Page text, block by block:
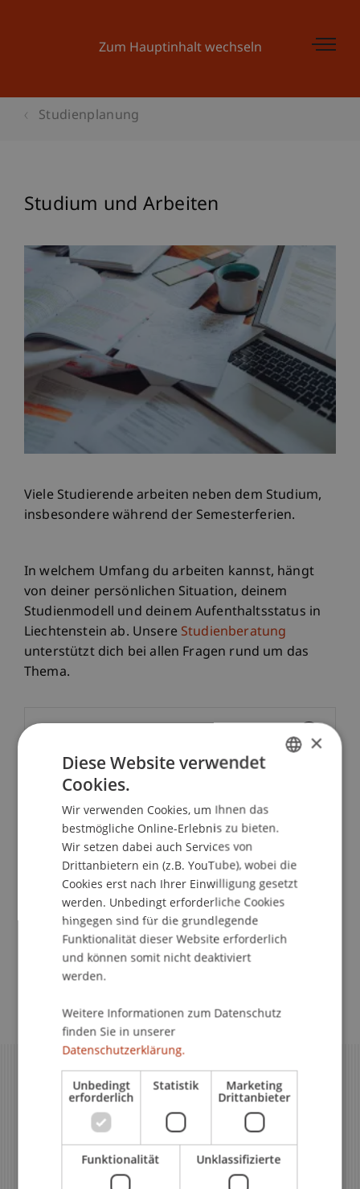
Zum Hauptinhalt wechseln
Studienplanung
Studium und Arbeiten
Viele Studierende arbeiten neben dem Studium,
insbesondere während der Semesterferien.
In welchem Umfang du arbeiten kannst, hängt
von deiner persönlichen Situation, deinem
Studienmodell und deinem Aufenthaltsstatus in
Liechtenstein ab. Unsere Studienberatung
unterstützt dich bei allen Fragen rund um das
Thema.
Teilzeitstudium
Arbeiten mit
Aufenthaltsbewilligung in
Liechtenstein
Studentische Jobbörse
×
Diese Website verwendet
Cookies.
Wir verwenden Cookies, um Ihnen das
bestmögliche Online-Erlebnis zu bieten.
Wir setzen dabei auch Services von
Drittanbietern ein (z.B. YouTube), wobei die
Cookies erst nach Ihrer Einwilligung gesetzt
werden. Unbedingt erforderliche Cookies
hingegen sind für die grundlegende
Funktionalität dieser Website erforderlich
und können somit nicht deaktiviert
werden.
Weitere Informationen zum Datenschutz
finden Sie in unserer
Datenschutzerklärung.
Unbedingt
erforderlich
Statistik Marketing
Drittanbieter
Funktionalität Unklassifizierte